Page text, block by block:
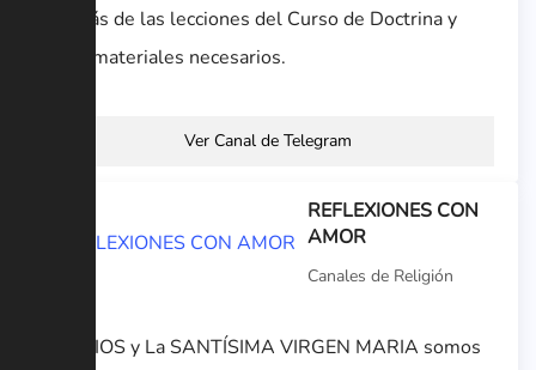
además de las lecciones del Curso de Doctrina y
otros materiales necesarios.
Ver Canal de Telegram
REFLEXIONES CON
AMOR
Canales de Religión
Con DIOS y La SANTÍSIMA VIRGEN MARIA somos